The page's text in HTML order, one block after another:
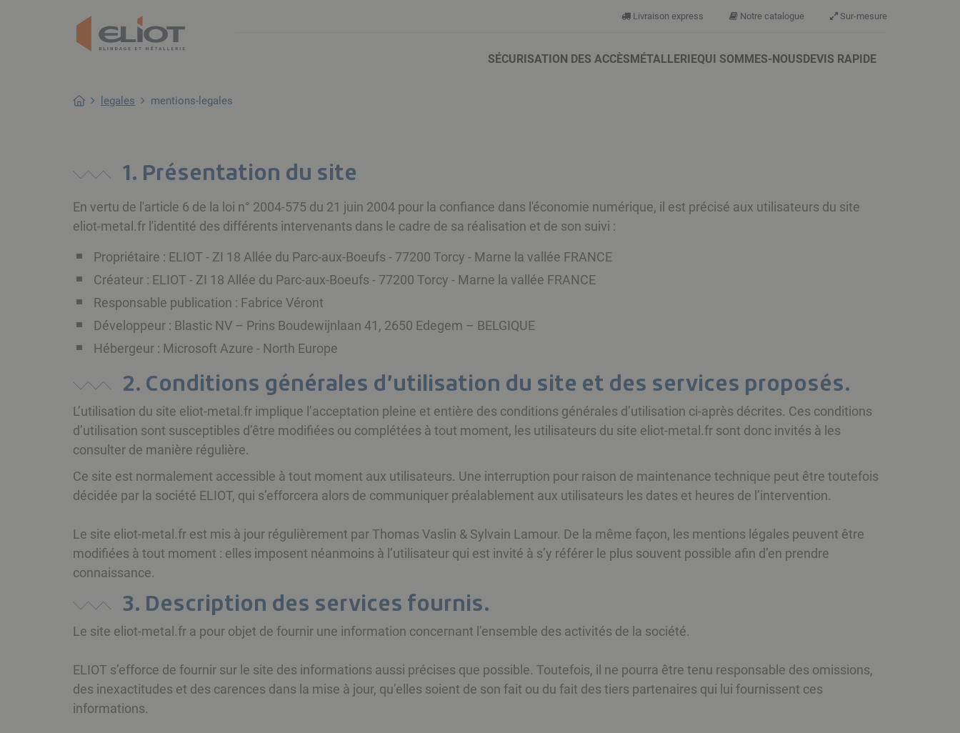
SÉCURISATION DES ACCÈSMÉTALLERIEQUI SOMMES-NOUSDEVIS RAPIDE
Livraison express Notre catalogue Sur-mesure
legales mentions-legales
1. Présentation du site
En vertu de l'article 6 de la loi n° 2004-575 du 21 juin 2004 pour la confiance dans l'économie numérique, il est précisé aux utilisateurs du site
eliot-metal.fr l'identité des différents intervenants dans le cadre de sa réalisation et de son suivi :
Propriétaire : ELIOT - ZI 18 Allée du Parc-aux-Boeufs - 77200 Torcy - Marne la vallée FRANCE
Créateur : ELIOT - ZI 18 Allée du Parc-aux-Boeufs - 77200 Torcy - Marne la vallée FRANCE
Responsable publication : Fabrice Véront
Développeur : Blastic NV – Prins Boudewijnlaan 41, 2650 Edegem – BELGIQUE
Hébergeur : Microsoft Azure - North Europe
2. Conditions générales d’utilisation du site et des services proposés.
L’utilisation du site eliot-metal.fr implique l’acceptation pleine et entière des conditions générales d’utilisation ci-après décrites. Ces conditions
d’utilisation sont susceptibles d’être modifiées ou complétées à tout moment, les utilisateurs du site eliot-metal.fr sont donc invités à les
consulter de manière régulière.
Ce site est normalement accessible à tout moment aux utilisateurs. Une interruption pour raison de maintenance technique peut être toutefois
décidée par la société ELIOT, qui s’efforcera alors de communiquer préalablement aux utilisateurs les dates et heures de l’intervention.
Le site eliot-metal.fr est mis à jour régulièrement par Thomas Vaslin & Sylvain Lamour. De la même façon, les mentions légales peuvent être
modifiées à tout moment : elles imposent néanmoins à l’utilisateur qui est invité à s’y référer le plus souvent possible afin d’en prendre
connaissance.
3. Description des services fournis.
Le site eliot-metal.fr a pour objet de fournir une information concernant l’ensemble des activités de la société.
ELIOT s’efforce de fournir sur le site des informations aussi précises que possible. Toutefois, il ne pourra être tenu responsable des omissions,
des inexactitudes et des carences dans la mise à jour, qu’elles soient de son fait ou du fait des tiers partenaires qui lui fournissent ces
informations.